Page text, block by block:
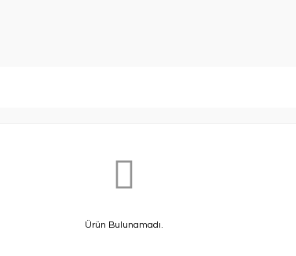
Ürün Bulunamadı.